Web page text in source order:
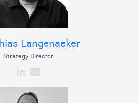
Langenaeker
Strategy Director